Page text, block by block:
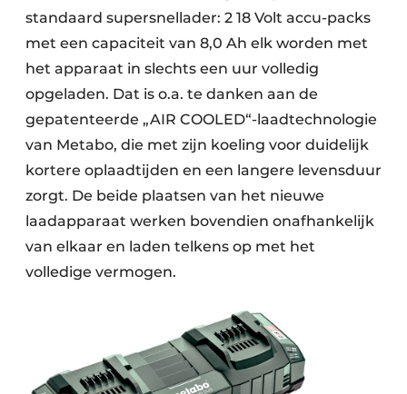
standaard supersnellader: 2 18 Volt accu-packs
met een capaciteit van 8,0 Ah elk worden met
het apparaat in slechts een uur volledig
opgeladen. Dat is o.a. te danken aan de
gepatenteerde „AIR COOLED“-laadtechnologie
van Metabo, die met zijn koeling voor duidelijk
kortere oplaadtijden en een langere levensduur
zorgt. De beide plaatsen van het nieuwe
laadapparaat werken bovendien onafhankelijk
van elkaar en laden telkens op met het
volledige vermogen.